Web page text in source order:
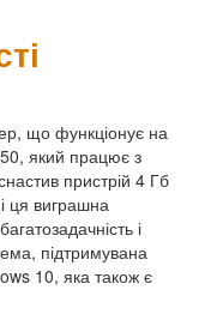
що функціонує на
який працює з
пристрій 4 Гб
ця виграшна
і
підтримувана
10, яка також є